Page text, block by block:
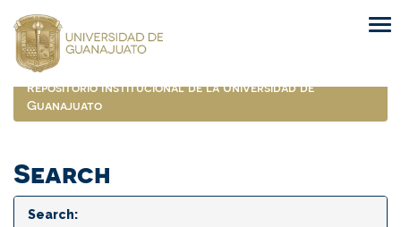
navigation
Repositorio Institucional de la Universidad de
Guanajuato
Search
Search: